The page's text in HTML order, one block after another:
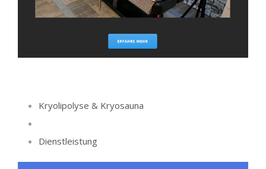
Kryolipolyse & Kryosauna
Dienstleistung